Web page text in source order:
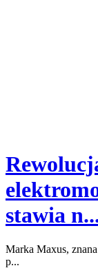
stawia
Marka Maxus,
p...